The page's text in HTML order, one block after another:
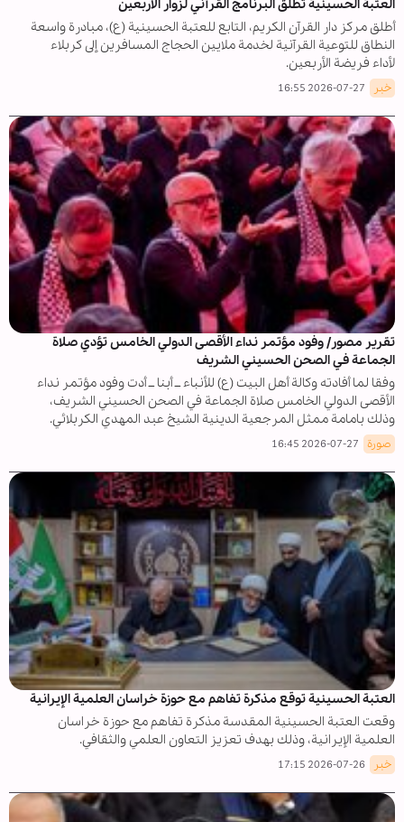
العتبة الحسينية تطلق البرنامج القرآني لزوار الأربعين
أطلق مركز دار القرآن الكريم، التابع للعتبة الحسينیة (ع)، مبادرة واسعة
النطاق للتوعية القرآنية لخدمة ملايين الحجاج المسافرين إلى كربلاء
لأداء فريضة الأربعين.
خبر 2026-07-27 16:55
تقرير مصور/ وفود مؤتمر نداء الأقصى الدولي الخامس تؤدي صلاة
الجماعة في الصحن الحسيني الشريف
وفقا لما أفادته وكالة أهل البيت (ع) للأنباء ــ أبنا ــ أدت وفود مؤتمر نداء
الأقصى الدولي الخامس صلاة الجماعة في الصحن الحسيني الشريف،
وذلك بامامة ممثل المرجعية الدينية الشيخ عبد المهدي الكربلائي.
صورة 2026-07-27 16:45
العتبة الحسينية توقع مذكرة تفاهم مع حوزة خراسان العلمية الإيرانية
وقعت العتبة الحسينية المقدسة مذكرة تفاهم مع حوزة خراسان
العلمية الإيرانية، وذلك بهدف تعزيز التعاون العلمي والثقافي.
خبر 2026-07-26 17:15